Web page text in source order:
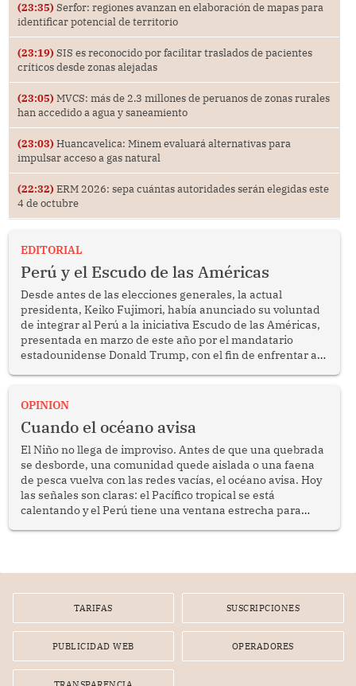
(23:35) Serfor: regiones avanzan en elaboración de mapas para
identificar potencial de territorio
(23:19) SIS es reconocido por facilitar traslados de pacientes
críticos desde zonas alejadas
(23:05) MVCS: más de 2.3 millones de peruanos de zonas rurales
han accedido a agua y saneamiento
(23:03) Huancavelica: Minem evaluará alternativas para
impulsar acceso a gas natural
(22:32) ERM 2026: sepa cuántas autoridades serán elegidas este
4 de octubre
EDITORIAL
Perú y el Escudo de las Américas
Desde antes de las elecciones generales, la actual
presidenta, Keiko Fujimori, había anunciado su voluntad
de integrar al Perú a la iniciativa Escudo de las Américas,
presentada en marzo de este año por el mandatario
estadounidense Donald Trump, con el fin de enfrentar al
OPINION
Cuando el océano avisa
El Niño no llega de improviso. Antes de que una quebrada
se desborde, una comunidad quede aislada o una faena
de pesca vuelva con las redes vacías, el océano avisa. Hoy
las señales son claras: el Pacífico tropical se está
calentando y el Perú tiene una ventana estrecha para
TARIFAS SUSCRIPCIONES
PUBLICIDAD WEB OPERADORES